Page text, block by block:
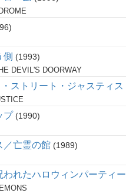
側 1993
DEVIL'S DOORWAY
ストリート・ジャスティス
プ 1990
／亡霊の館 1989
われたハロウィンパーティー